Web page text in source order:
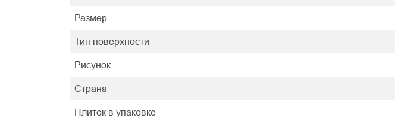
Размер
Тип поверхности
Рисунок
Страна
Плиток в упаковке